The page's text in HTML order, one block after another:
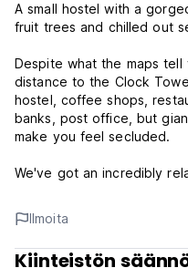
A small hostel with a
fruit trees and chilled out
Despite what the maps
distance to the Clock
hostel, coffee shops,
banks, post office, but
make you feel secluded.
We've got an incredibly
TV lounge with plenty to
There's a kitchen/
you need :)
Ilmoita
Kiinteistön